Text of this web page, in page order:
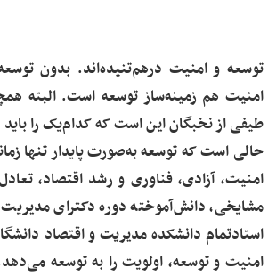
توسعه و امنیت درهم‌تنیده‌اند. بدون
امنیت هم زمینه‌ساز توسعه است. البته
طیفی از نخبگان این است که کدام‌یک را باید
حالی است که توسعه به‌صورت پایدار تنها
امنیت، آزادی، فناوری و رشد اقتصاد،
مشایخی، دانش‌آموخته دوره دکترای
استاد‌تمام دانشکده مدیریت و اقتصاد
امنیت و توسعه، اولویت را به توسعه